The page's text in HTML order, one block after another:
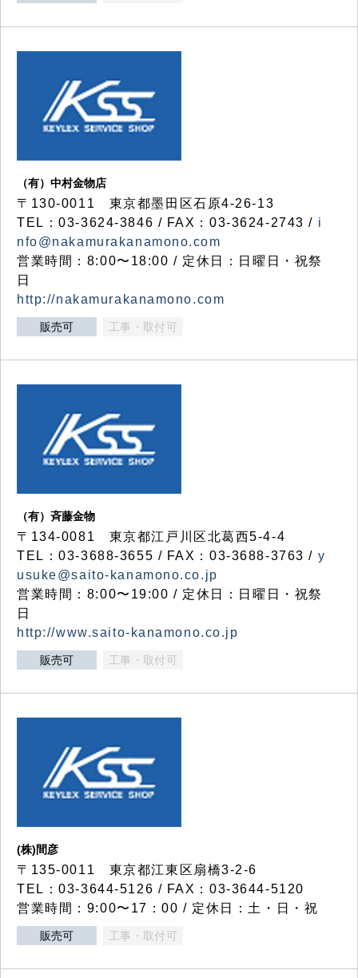
（有）中村金物店
〒130-0011 東京都墨田区石原4-26-13
TEL：03-3624-3846 / FAX：03-3624-2743 / i
nfo@nakamurakanamono.com
営業時間：8:00〜18:00 / 定休日：日曜日・祝祭
日
http://nakamurakanamono.com
販売可 工事・取付可
（有）斉藤金物
〒134-0081 東京都江戸川区北葛西5-4-4
TEL：03-3688-3655 / FAX：03-3688-3763 / y
usuke@saito-kanamono.co.jp
営業時間：8:00〜19:00 / 定休日：日曜日・祝祭
日
http://www.saito-kanamono.co.jp
販売可 工事・取付可
(株)間彦
〒135-0011 東京都江東区扇橋3-2-6
TEL：03-3644-5126 / FAX：03-3644-5120
営業時間：9:00〜17：00 / 定休日：土・日・祝
販売可 工事・取付可